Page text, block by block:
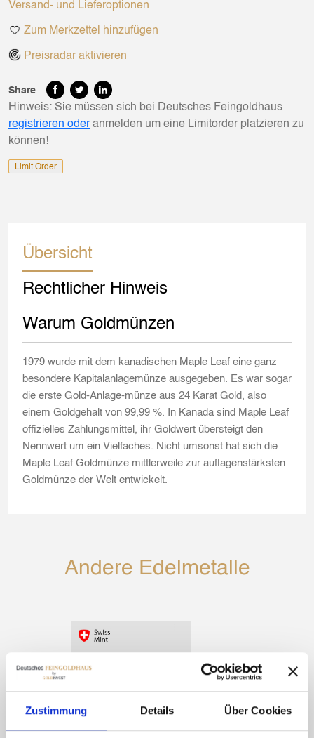
Zustimmung Details Über Cookies
Versand- und Lieferoptionen
Zum Merkzettel hinzufügen
Preisradar aktivieren
Share
Hinweis: Sie müssen sich bei Deutsches Feingoldhaus
registrieren oderanmelden um eine Limitorder platzieren zu
können!
Limit Order
Übersicht
Rechtlicher Hinweis
Warum Goldmünzen
1979 wurde mit dem kanadischen Maple Leaf eine ganz
besondere Kapitalanlagemünze ausgegeben. Es war sogar
die erste Gold-Anlage-münze aus 24 Karat Gold, also
einem Goldgehalt von 99,99 %. In Kanada sind Maple Leaf
offizielles Zahlungsmittel, ihr Goldwert übersteigt den
Nennwert um ein Vielfaches. Nicht umsonst hat sich die
Maple Leaf Goldmünze mittlerweile zur auflagenstärksten
Goldmünze der Welt entwickelt.
Andere Edelmetalle